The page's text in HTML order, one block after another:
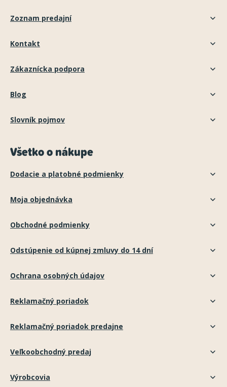
Zoznam predajní
Kontakt
Zákaznícka podpora
Blog
Slovník pojmov
Všetko o nákupe
Dodacie a platobné podmienky
Moja objednávka
Obchodné podmienky
Odstúpenie od kúpnej zmluvy do 14 dní
Ochrana osobných údajov
Reklamačný poriadok
Reklamačný poriadok predajne
Veľkoobchodný predaj
Výrobcovia